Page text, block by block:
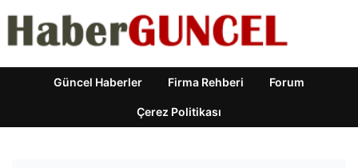
Güncel Haberler Firma Rehberi Forum
Çerez Politikası